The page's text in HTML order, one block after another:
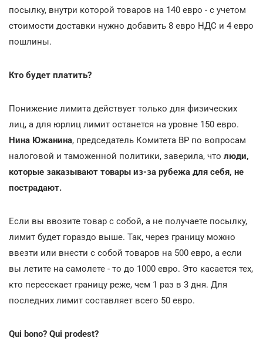
посылку, внутри которой товаров на 140 евро - с учетом
стоимости доставки нужно добавить 8 евро НДС и 4 евро
пошлины.
Кто будет платить?
Понижение лимита действует только для физических
лиц, а для юрлиц лимит останется на уровне 150 евро.
Нина Южанина, председатель Комитета ВР по вопросам
налоговой и таможенной политики, заверила, что люди,
которые заказывают товары из-за рубежа для себя, не
пострадают.
Если вы ввозите товар с собой, а не получаете посылку,
лимит будет гораздо выше. Так, через границу можно
ввезти или внести с собой товаров на 500 евро, а если
вы летите на самолете - то до 1000 евро. Это касается тех,
кто пересекает границу реже, чем 1 раз в 3 дня. Для
последних лимит составляет всего 50 евро.
Qui bono? Qui prodest?